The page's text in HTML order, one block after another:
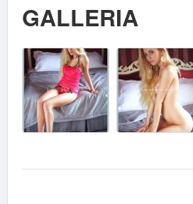
GALLERIA